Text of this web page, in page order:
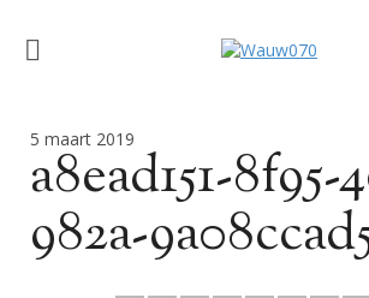
5 maart 2019
a8ead151-8f95-
982a-